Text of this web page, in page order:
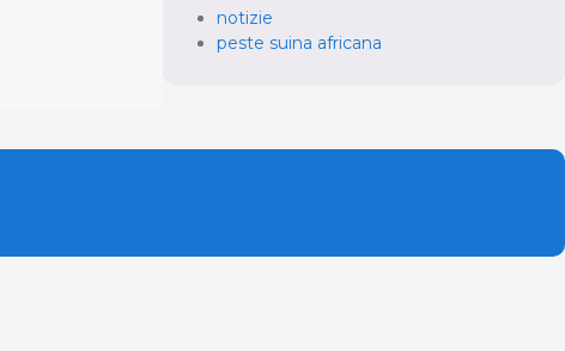
notizie
peste suina africana